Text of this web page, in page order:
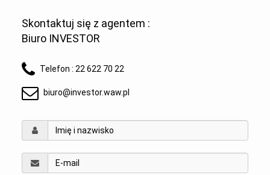
Skontaktuj się z agentem :
Biuro INVESTOR
Telefon : 22 622 70 22
biuro@investor.waw.pl